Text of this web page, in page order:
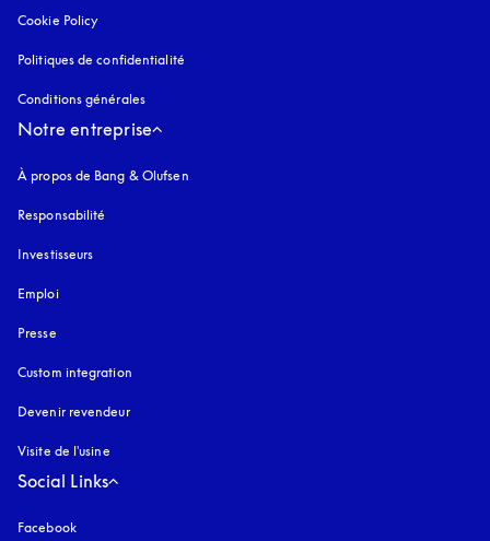
Cookie Policy
Politiques de confidentialité
Conditions générales
Notre entreprise
À propos de Bang & Olufsen
Responsabilité
Investisseurs
Emploi
Presse
Custom integration
Devenir revendeur
Visite de l'usine
Social Links
Facebook